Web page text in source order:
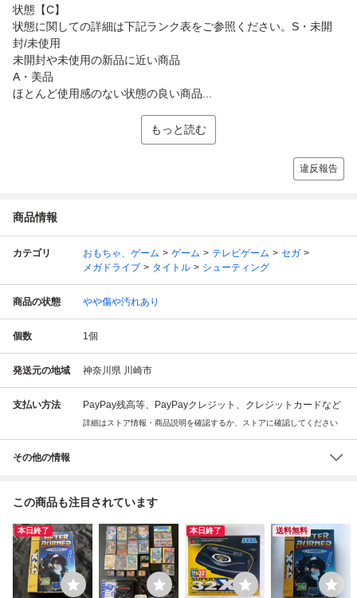
状態【C】
状態に関しての詳細は下記ランク表をご参照ください。S・未開
封/未使用
未開封や未使用の新品に近い商品
A・美品
ほとんど使用感のない状態の良い商品...
もっと読む
違反報告
商品情報
カテゴリ おもちゃ、ゲーム ゲーム テレビゲーム
セガ
メガドライブ
タイトル シューティング
商品の状態 やや傷や汚れあり
個数 1個
発送元の地域 神奈川県 川崎市
支払い方法 PayPay残高等、PayPayクレジット、クレジットカードなど
詳細はストア情報・商品説明を確認するか、ストアに確認してください
その他の情報
この商品も注目されています
本日終了 本日終了 送料無料